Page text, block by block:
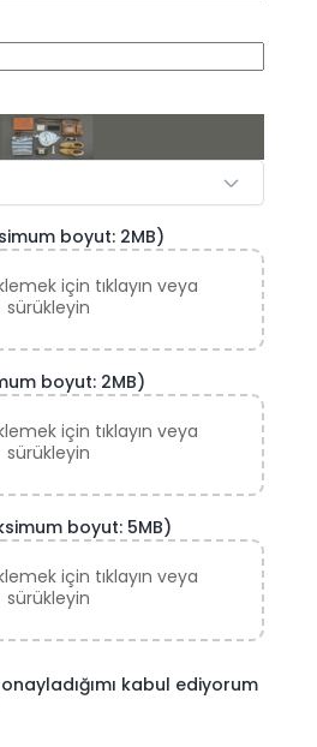
boyut: 2MB)
boyut: 2MB)
boyut: 5MB)
kabul ediyorum